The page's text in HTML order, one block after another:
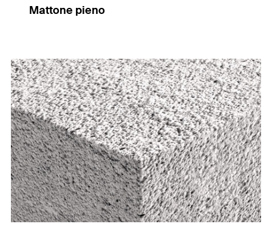
Mattone pieno